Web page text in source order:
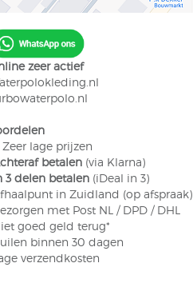
zeer actief
​ Zeer lage prijzen
betalen (via Klarna)
3 delen betalen (iDeal in 3)
in Zuidland (op afspraak)
met Post NL / DPD / DHL
goed geld terug*
binnen 30 dagen
verzendkosten